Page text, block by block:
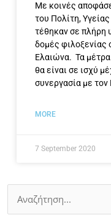
Με κοινές
του Πολίτη,
τέθηκαν σε πλήρη
δομές φιλοξενίας
Ελαιώνα. Τα
θα είναι σε ισχύ
συνεργασία με
MORE
7 September 2020
Search